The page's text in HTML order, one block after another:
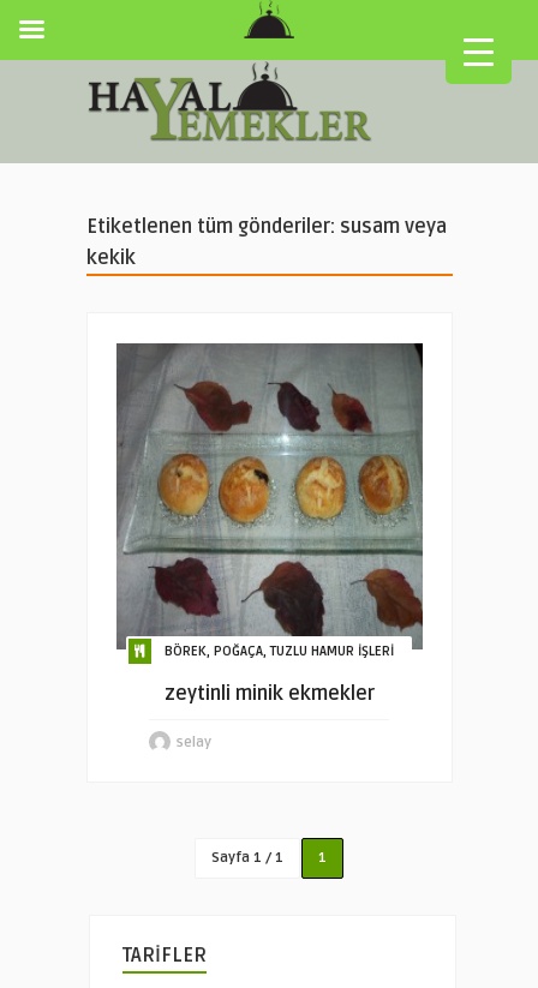
Etiketlenen tüm gönderiler: susam veya
kekik
BÖREK, POĞAÇA, TUZLU HAMUR İŞLERİ
zeytinli minik ekmekler
selay
Sayfa 1 / 1 1
TARİFLER